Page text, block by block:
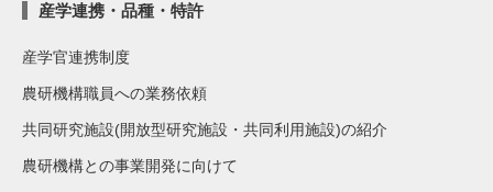
産学連携・品種・特許
産学官連携制度
農研機構職員への業務依頼
共同研究施設(開放型研究施設・共同利用施設)の紹介
農研機構との事業開発に向けて